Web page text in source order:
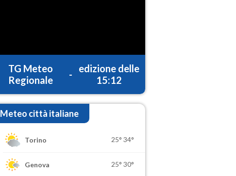
TG Meteo
Regionale
-
edizione delle
15:12
Meteo città italiane
Torino 25° 34°
Genova 25° 30°